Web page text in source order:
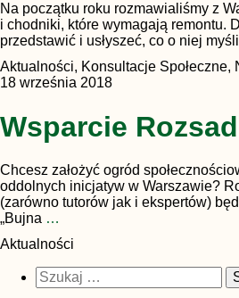
Na początku roku rozmawialiśmy z
i chodniki, które wymagają remontu.
przedstawić i usłyszeć, co o niej
Aktualności, Konsultacje Społeczne,
18 września 2018
Wsparcie
Chcesz założyć ogród
oddolnych inicjatyw w Warszawie?
(zarówno tutorów jak i ekspertów)
„Bujna …
Aktualności
Szukaj: